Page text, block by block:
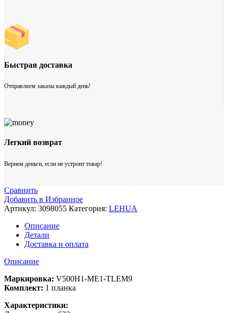
Быстрая доставка
Отправляем заказы каждый день!
Легкий возврат
Вернем деньги, если не устроит товар!
Сравнить
Добавить в Избранное
Артикул: 3098055 Категория: LEHUA
Описание
Детали
Доставка и оплата
Описание
Маркировка: V500H1-ME1-TLEM9
Комплект: 1 планка
Характеристики: